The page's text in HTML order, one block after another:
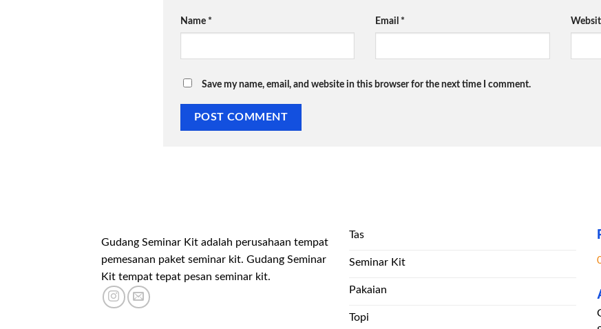
Name * Email *
Save my name, email, and website in this browser for the next time I comment.
Gudang Seminar Kit adalah perusahaan tempat
pemesanan paket seminar kit. Gudang Seminar
Kit tempat tepat pesan seminar kit.
Tas
Seminar Kit
Pakaian
Topi